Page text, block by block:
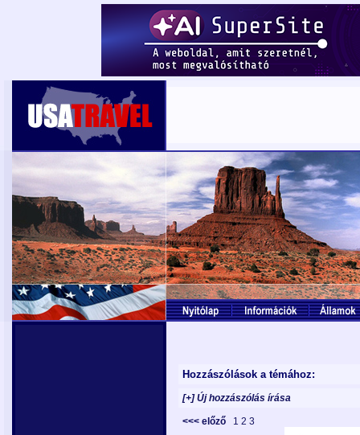
Hozzászólások a témához:
[+] Új hozzászólás írása
<<< előző 1 2 3